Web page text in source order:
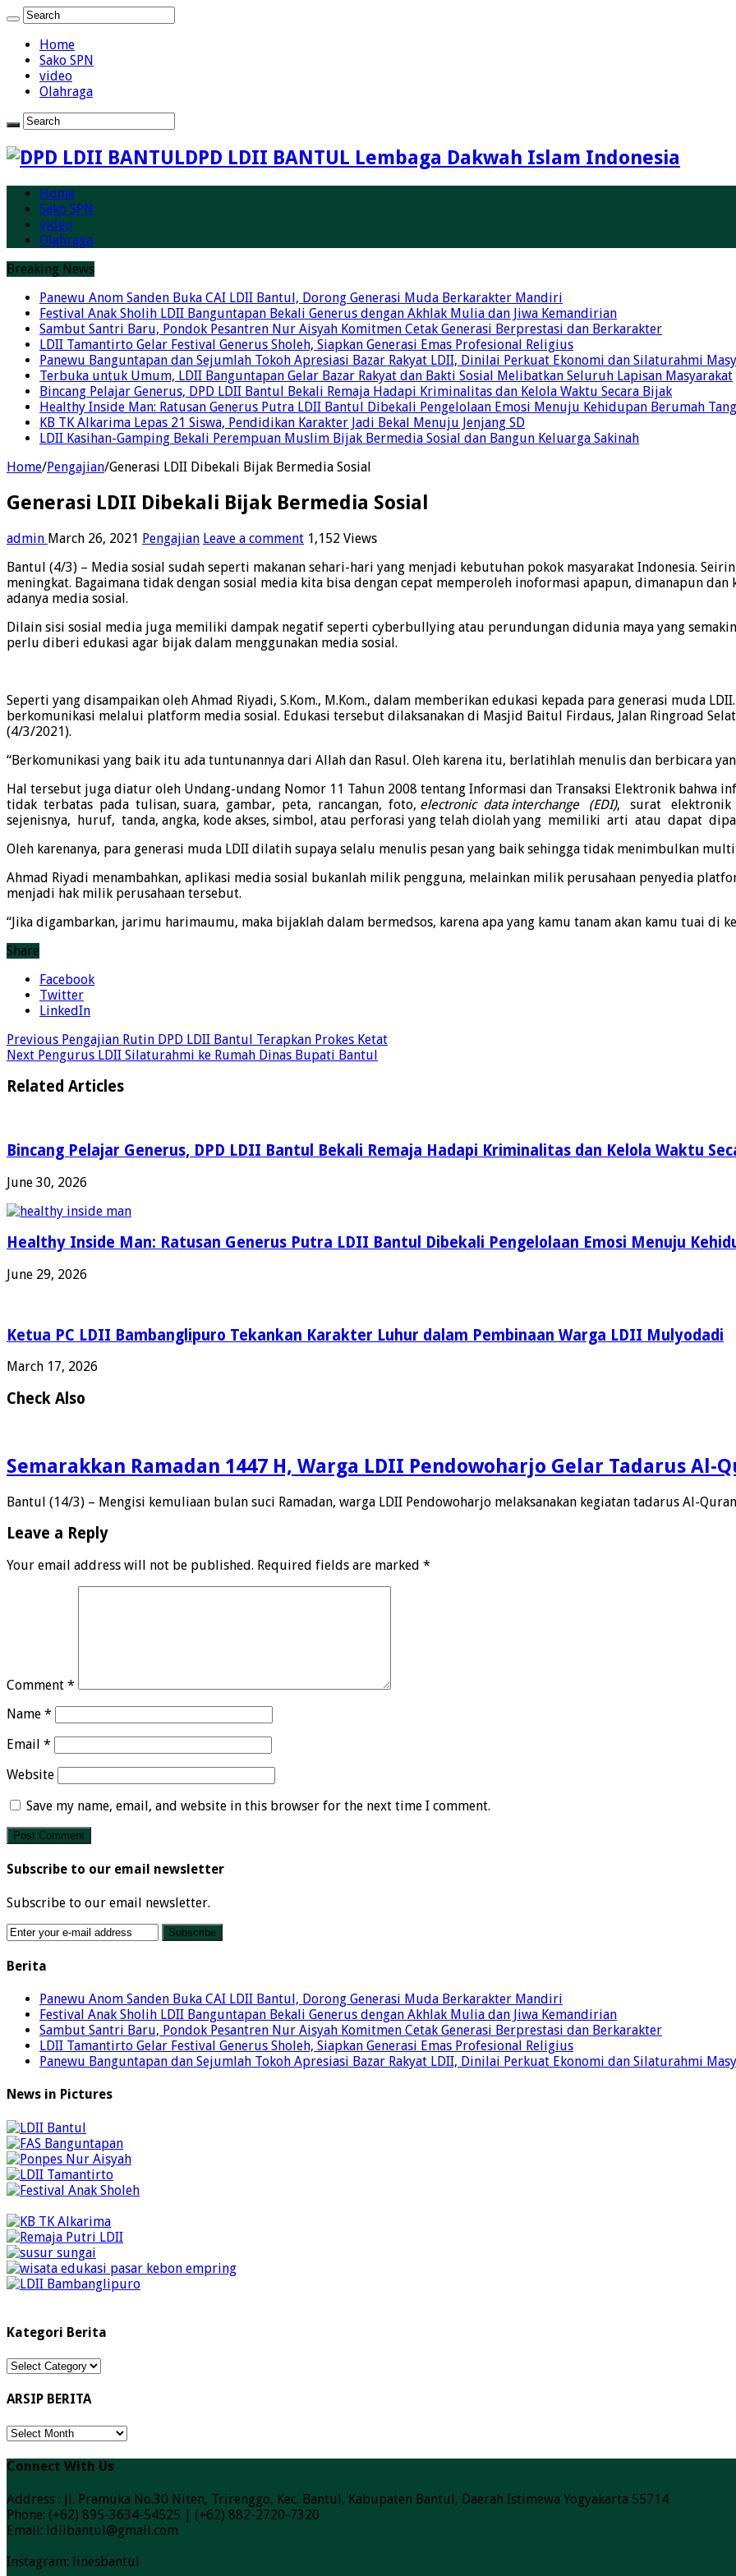
Home
Sako SPN
video
Olahraga
DPD LDII BANTUL Lembaga Dakwah Islam Indonesia
Home
Sako SPN
video
Olahraga
Breaking News
Panewu Anom Sanden Buka CAI LDII Bantul, Dorong Generasi Muda Berkarakter Mandiri
Festival Anak Sholih LDII Banguntapan Bekali Generus dengan Akhlak Mulia dan Jiwa Kemandirian
Sambut Santri Baru, Pondok Pesantren Nur Aisyah Komitmen Cetak Generasi Berprestasi dan Berkarakter
LDII Tamantirto Gelar Festival Generus Sholeh, Siapkan Generasi Emas Profesional Religius
Panewu Banguntapan dan Sejumlah Tokoh Apresiasi Bazar Rakyat LDII, Dinilai Perkuat Ekonomi dan Silaturahmi
Terbuka untuk Umum, LDII Banguntapan Gelar Bazar Rakyat dan Bakti Sosial Melibatkan Seluruh Lapisan Masyarakat
Bincang Pelajar Generus, DPD LDII Bantul Bekali Remaja Hadapi Kriminalitas dan Kelola Waktu Secara Bijak
Healthy Inside Man: Ratusan Generus Putra LDII Bantul Dibekali Pengelolaan Emosi Menuju Kehidupan Berumah
KB TK Alkarima Lepas 21 Siswa, Pendidikan Karakter Jadi Bekal Menuju Jenjang SD
LDII Kasihan-Gamping Bekali Perempuan Muslim Bijak Bermedia Sosial dan Bangun Keluarga Sakinah
Home/Pengajian/Generasi LDII Dibekali Bijak Bermedia Sosial
Generasi LDII Dibekali Bijak Bermedia Sosial
admin March 26, 2021 Pengajian Leave a comment 1,152 Views
Bantul (4/3) – Media sosial sudah seperti makanan sehari-hari yang menjadi kebutuhan pokok masyarakat Indonesia.
meningkat. Bagaimana tidak dengan sosial media kita bisa dengan cepat memperoleh inoformasi apapun, dimanapun
adanya media sosial.
Dilain sisi sosial media juga memiliki dampak negatif seperti cyberbullying atau perundungan didunia maya yang
perlu diberi edukasi agar bijak dalam menggunakan media sosial.
Seperti yang disampaikan oleh Ahmad Riyadi, S.Kom., M.Kom., dalam memberikan edukasi kepada para generasi muda
berkomunikasi melalui platform media sosial. Edukasi tersebut dilaksanakan di Masjid Baitul Firdaus, Jalan Ringroad
(4/3/2021).
“Berkomunikasi yang baik itu ada tuntunannya dari Allah dan Rasul. Oleh karena itu, berlatihlah menulis dan berbicara
Hal tersebut juga diatur oleh Undang-undang Nomor 11 Tahun 2008 tentang Informasi dan Transaksi Elektronik bahwa
tidak terbatas pada tulisan, suara, gambar, peta, rancangan, foto, electronic data interchange (EDI), surat
sejenisnya, huruf, tanda, angka, kode akses, simbol, atau perforasi yang telah diolah yang memiliki arti atau dapat
Oleh karenanya, para generasi muda LDII dilatih supaya selalu menulis pesan yang baik sehingga tidak menimbulkan
Ahmad Riyadi menambahkan, aplikasi media sosial bukanlah milik pengguna, melainkan milik perusahaan penyedia
menjadi hak milik perusahaan tersebut.
“Jika digambarkan, jarimu harimaumu, maka bijaklah dalam bermedsos, karena apa yang kamu tanam akan kamu tuai di
Share
Facebook
Twitter
LinkedIn
Previous Pengajian Rutin DPD LDII Bantul Terapkan Prokes Ketat
Next Pengurus LDII Silaturahmi ke Rumah Dinas Bupati Bantul
Related Articles
Bincang Pelajar Generus, DPD LDII Bantul Bekali Remaja Hadapi Kriminalitas dan Kelola Waktu
June 30, 2026
Healthy Inside Man: Ratusan Generus Putra LDII Bantul Dibekali Pengelolaan Emosi Menuju
June 29, 2026
Ketua PC LDII Bambanglipuro Tekankan Karakter Luhur dalam Pembinaan Warga LDII Mulyodadi
March 17, 2026
Check Also
Semarakkan Ramadan 1447 H, Warga LDII Pendowoharjo Gelar Tadarus Al-
Bantul (14/3) – Mengisi kemuliaan bulan suci Ramadan, warga LDII Pendowoharjo melaksanakan kegiatan tadarus Al-
Leave a Reply
Your email address will not be published. Required fields are marked *
Comment *
Name *
Email *
Website
Save my name, email, and website in this browser for the next time I comment.
Subscribe to our email newsletter
Subscribe to our email newsletter.
Berita
Panewu Anom Sanden Buka CAI LDII Bantul, Dorong Generasi Muda Berkarakter Mandiri
Festival Anak Sholih LDII Banguntapan Bekali Generus dengan Akhlak Mulia dan Jiwa Kemandirian
Sambut Santri Baru, Pondok Pesantren Nur Aisyah Komitmen Cetak Generasi Berprestasi dan Berkarakter
LDII Tamantirto Gelar Festival Generus Sholeh, Siapkan Generasi Emas Profesional Religius
Panewu Banguntapan dan Sejumlah Tokoh Apresiasi Bazar Rakyat LDII, Dinilai Perkuat Ekonomi dan Silaturahmi
News in Pictures
Kategori Berita
Kategori
ARSIP BERITA
ARSIP
Connect With Us
Address : Jl. Pramuka No.30 Niten, Trirenggo, Kec. Bantul, Kabupaten Bantul, Daerah Istimewa Yogyakarta 55714
Phone: (+62) 895-3634-54525 | (+62) 882-2720-7320
Email: ldiibantul@gmail.com
Instagram: linesbantul